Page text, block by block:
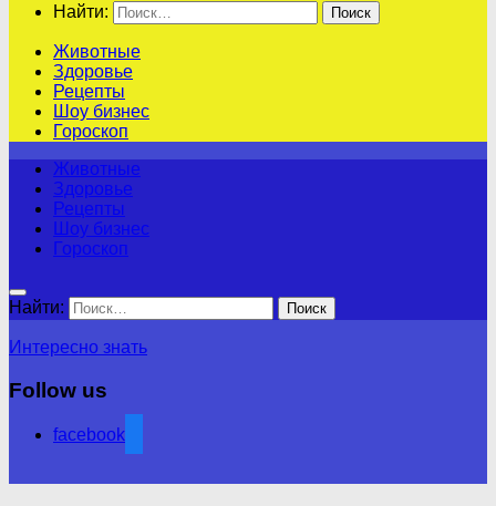
Найти:
Животные
Здоровье
Рецепты
Шоу бизнес
Гороскоп
Животные
Здоровье
Рецепты
Шоу бизнес
Гороскоп
Найти:
Интересно знать
Follow us
facebook